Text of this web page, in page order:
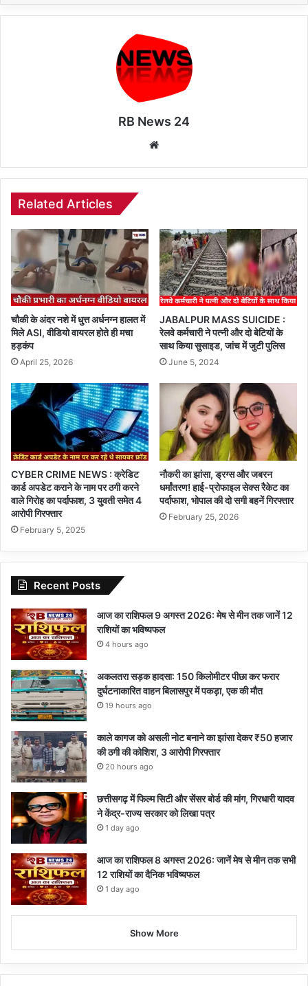
RB News 24
Related Articles
चौकी के अंदर नशे में धुत्त अर्धनग्न हालत में
मिले ASI, वीडियो वायरल होते ही मचा
हड़कंप
April 25, 2026
JABALPUR MASS SUICIDE :
रेलवे कर्मचारी ने पत्नी और दो बेटियों के
साथ किया सुसाइड, जांच में जुटी पुलिस
June 5, 2024
CYBER CRIME NEWS : क्रेडिट
कार्ड अपडेट कराने के नाम पर ठगी करने
वाले गिरोह का पर्दाफाश, 3 युवती समेत 4
आरोपी गिरफ्तार
February 5, 2025
नौकरी का झांसा, ड्रग्स और जबरन
धर्मांतरण! हाई-प्रोफाइल सेक्स रैकेट का
पर्दाफाश, भोपाल की दो सगी बहनें गिरफ्तार
February 25, 2026
Recent Posts
आज का राशिफल 9 अगस्त 2026: मेष से मीन तक जानें 12
राशियों का भविष्यफल
4 hours ago
अकलतरा सड़क हादसा: 150 किलोमीटर पीछा कर फरार
दुर्घटनाकारित वाहन बिलासपुर में पकड़ा, एक की मौत
19 hours ago
काले कागज को असली नोट बनाने का झांसा देकर ₹50 हजार
की ठगी की कोशिश, 3 आरोपी गिरफ्तार
20 hours ago
छत्तीसगढ़ में फिल्म सिटी और सेंसर बोर्ड की मांग, गिरधारी यादव
ने केंद्र-राज्य सरकार को लिखा पत्र
1 day ago
आज का राशिफल 8 अगस्त 2026: जानें मेष से मीन तक सभी
12 राशियों का दैनिक भविष्यफल
1 day ago
Show More